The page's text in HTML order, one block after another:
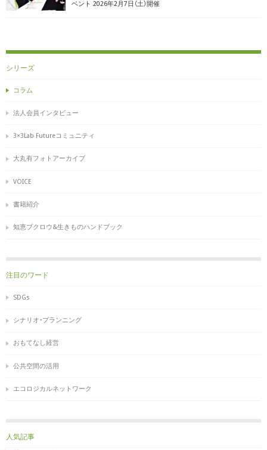
ベント 2026年2月7日（土）開催
シリーズ
コラム
法人会員インタビュー
3×3Lab Futureコミュニティ
大丸有フォトアーカイブ
VOICE
書籍紹介
知恵ブクロウ&生きものハンドブック
注目のワード
SDGs
シナリオ・プランニング
おもてなし経営
公共空間の活用
エコロジカルネットワーク
人気記事